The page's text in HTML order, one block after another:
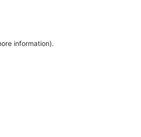
information).